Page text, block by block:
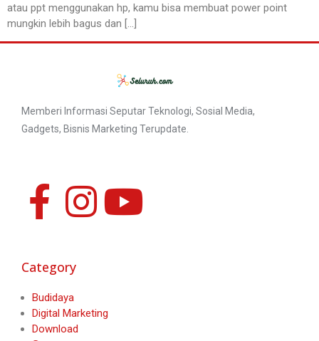
atau ppt menggunakan hp, kamu bisa membuat power point
mungkin lebih bagus dan […]
Memberi Informasi Seputar Teknologi, Sosial Media,
Gadgets, Bisnis Marketing Terupdate.
Category
Budidaya
Digital Marketing
Download